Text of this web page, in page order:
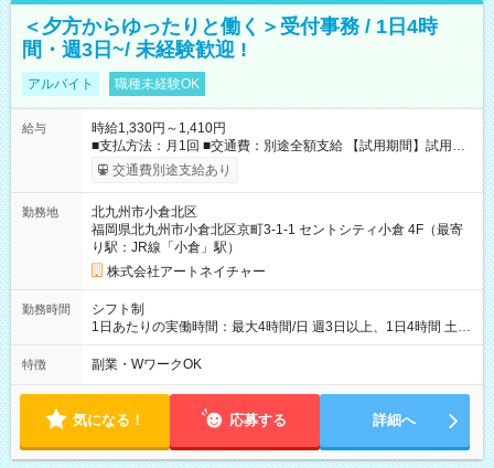
＜夕方からゆったりと働く＞受付事務 / 1日4時
間・週3日~/ 未経験歓迎 !
アルバイト 職種未経験OK
給与
時給1,330円～1,410円
■支払方法：月1回 ■交通費：別途全額支給 【試用期間】試用期
間あり 試用期間の長さ：6ヶ月 雇用形態、給与は本採用時と同
じです。
交通費別途支給あり
勤務地
北九州市小倉北区
福岡県北九州市小倉北区京町3-1-1 セントシティ小倉 4F（最寄
り駅：JR線「小倉」駅）
株式会社アートネイチャー
勤務時間
シフト制
1日あたりの実働時間：最大4時間/日 週3日以上、1日4時間 土曜
や日曜のお休みも応相談 16:05～20:05 「昼間のレジの仕事とW
ワークで働きたい」 「夕食後の空いている時間を有効活用した
特徴 副業・WワークOK
気になる！ 応募する 詳細へ